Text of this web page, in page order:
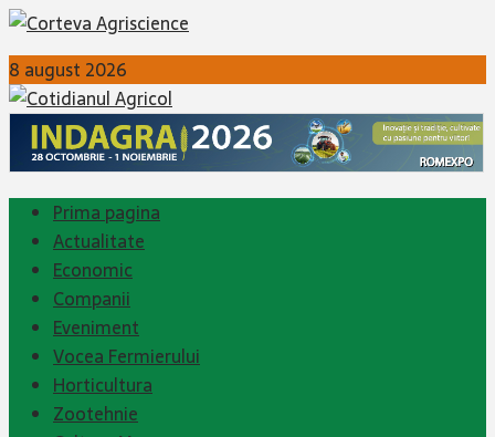
8 august 2026
Prima pagina
Actualitate
Economic
Companii
Eveniment
Vocea Fermierului
Horticultura
Zootehnie